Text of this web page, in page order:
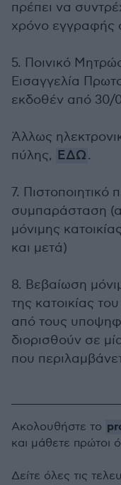
πρέπει να
χρόνο εγγραφής
5. Ποινικό
Εισαγγελία
εκδοθέν από 30/
Άλλως
πύλης, ΕΔΩ.
7. Πιστοποιητικό
συμπαράσταση
μόνιμης
και μετά)
8. Βεβαίωση
της κατοικίας
από τους
διορισθούν σε
που
Ακολουθήστε το
και μάθετε πρώτοι
Δείτε όλες τις